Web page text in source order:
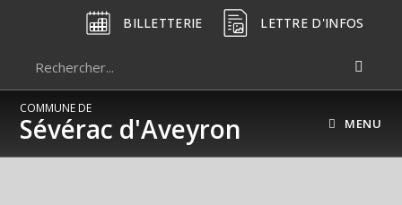
BILLETTERIE LETTRE D'INFOS
COMMUNE DE
Sévérac d'Aveyron MENU